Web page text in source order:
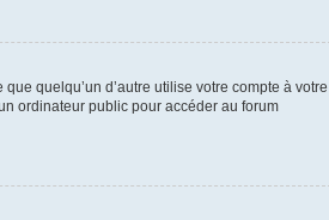
quelqu’un d’autre utilise votre compte à
ordinateur public pour accéder au forum